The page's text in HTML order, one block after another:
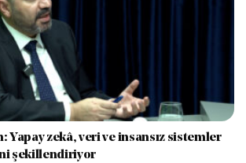
Yapay zekâ, veri ve insansız sistemler
şekillendiriyor